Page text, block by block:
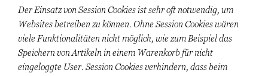
Der Einsatz von Session Cookies ist sehr oft notwendig, um
Websites betreiben zu können. Ohne Session Cookies wären
viele Funktionalitäten nicht möglich, wie zum Beispiel das
Speichern von Artikeln in einem Warenkorb für nicht
eingeloggte User. Session Cookies verhindern, dass beim